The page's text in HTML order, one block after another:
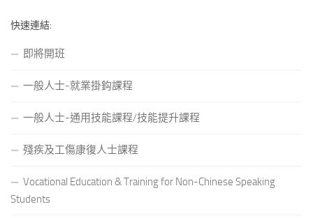
快速連結:
即將開班
一般人士-就業掛鈎課程
一般人士-通用技能課程/技能提升課程
殘疾及工傷康復人士課程
Vocational Education & Training for Non-Chinese Speaking
Students